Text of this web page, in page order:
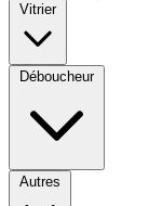
Vitrier
Déboucheur
Autres